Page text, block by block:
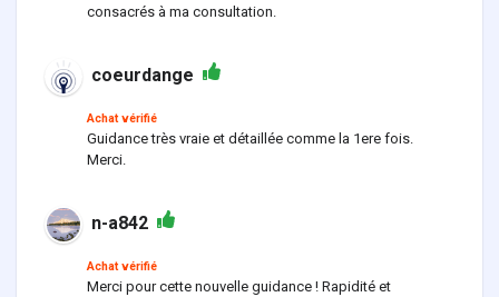
consacrés à ma consultation.
coeurdange
Achat vérifié
Guidance très vraie et détaillée comme la 1ere fois.
Merci.
n-a842
Achat vérifié
Merci pour cette nouvelle guidance ! Rapidité et